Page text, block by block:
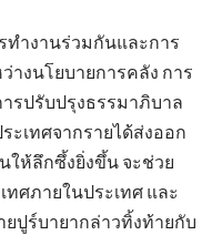
ทำงานร่วมกันและการ
างนโยบายการคลัง การ
รปรับปรุงธรรมาภิบาล
ะเทศจากรายได้ส่งออก
ให้ลึกซึ้งยิ่งขึ้น จะช่วย
ทศภายในประเทศ และ
ปูร์บายากล่าวทิ้งท้ายกับ